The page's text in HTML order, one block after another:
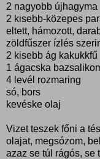
2 nagyobb újhagyma
2 kisebb-közepes
eltett, hámozott,
zöldfűszer ízlés
2 kisebb ág kakukkfű
1 ágacska
4 levél rozmaring
só, bors
kevéske olaj
Vizet teszek főni a
olajat, megsózom,
azaz se túl rágós, se